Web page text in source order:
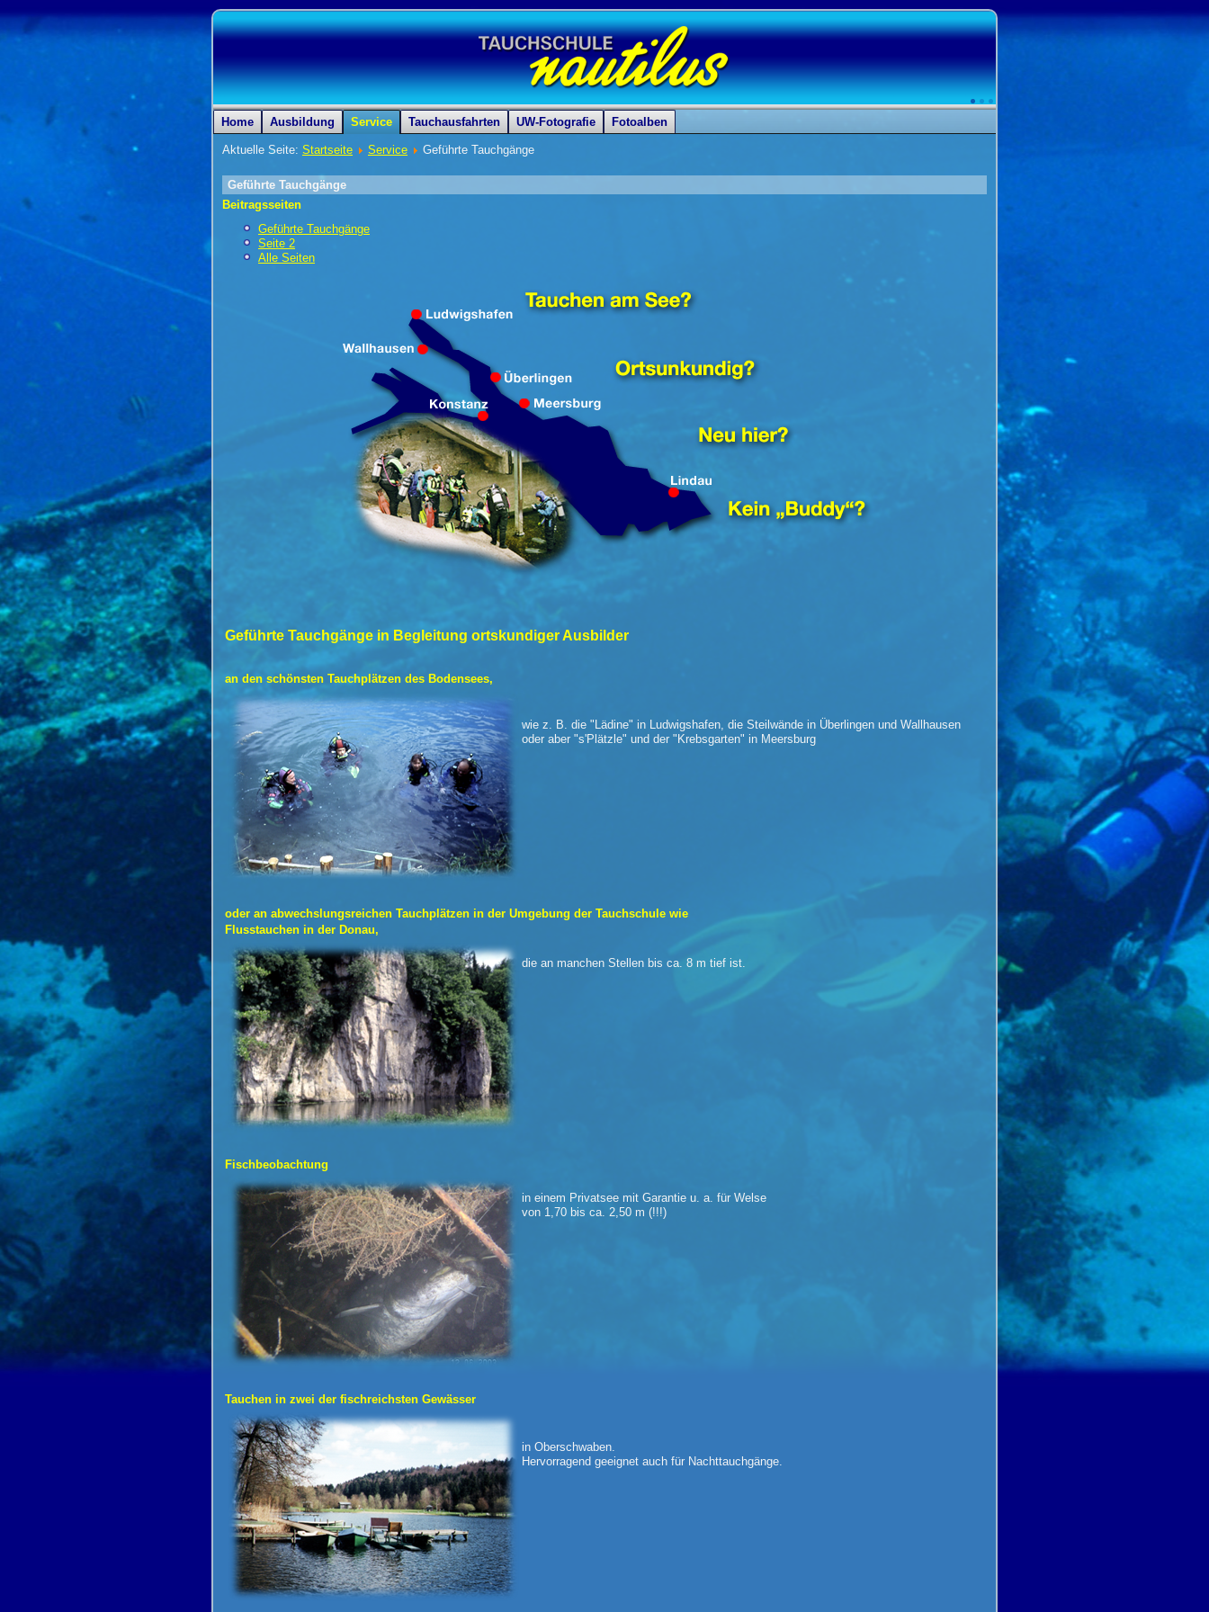
Home Ausbildung Service Tauchausfahrten UW-Fotografie Fotoalben
Aktuelle Seite: Startseite Service Geführte Tauchgänge
Geführte Tauchgänge
Beitragsseiten
Geführte Tauchgänge
Seite 2
Alle Seiten
Geführte Tauchgänge in Begleitung ortskundiger Ausbilder
an den schönsten Tauchplätzen des Bodensees,
wie z. B. die "Lädine" in Ludwigshafen, die Steilwände in Überlingen und Wallhausen
oder aber "s'Plätzle" und der "Krebsgarten" in Meersburg
oder an abwechslungsreichen Tauchplätzen in der Umgebung der Tauchschule wie
Flusstauchen in der Donau,
die an manchen Stellen bis ca. 8 m tief ist.
Fischbeobachtung
in einem Privatsee mit Garantie u. a. für Welse
von 1,70 bis ca. 2,50 m (!!!)
Tauchen in zwei der fischreichsten Gewässer
in Oberschwaben.
Hervorragend geeignet auch für Nachttauchgänge.